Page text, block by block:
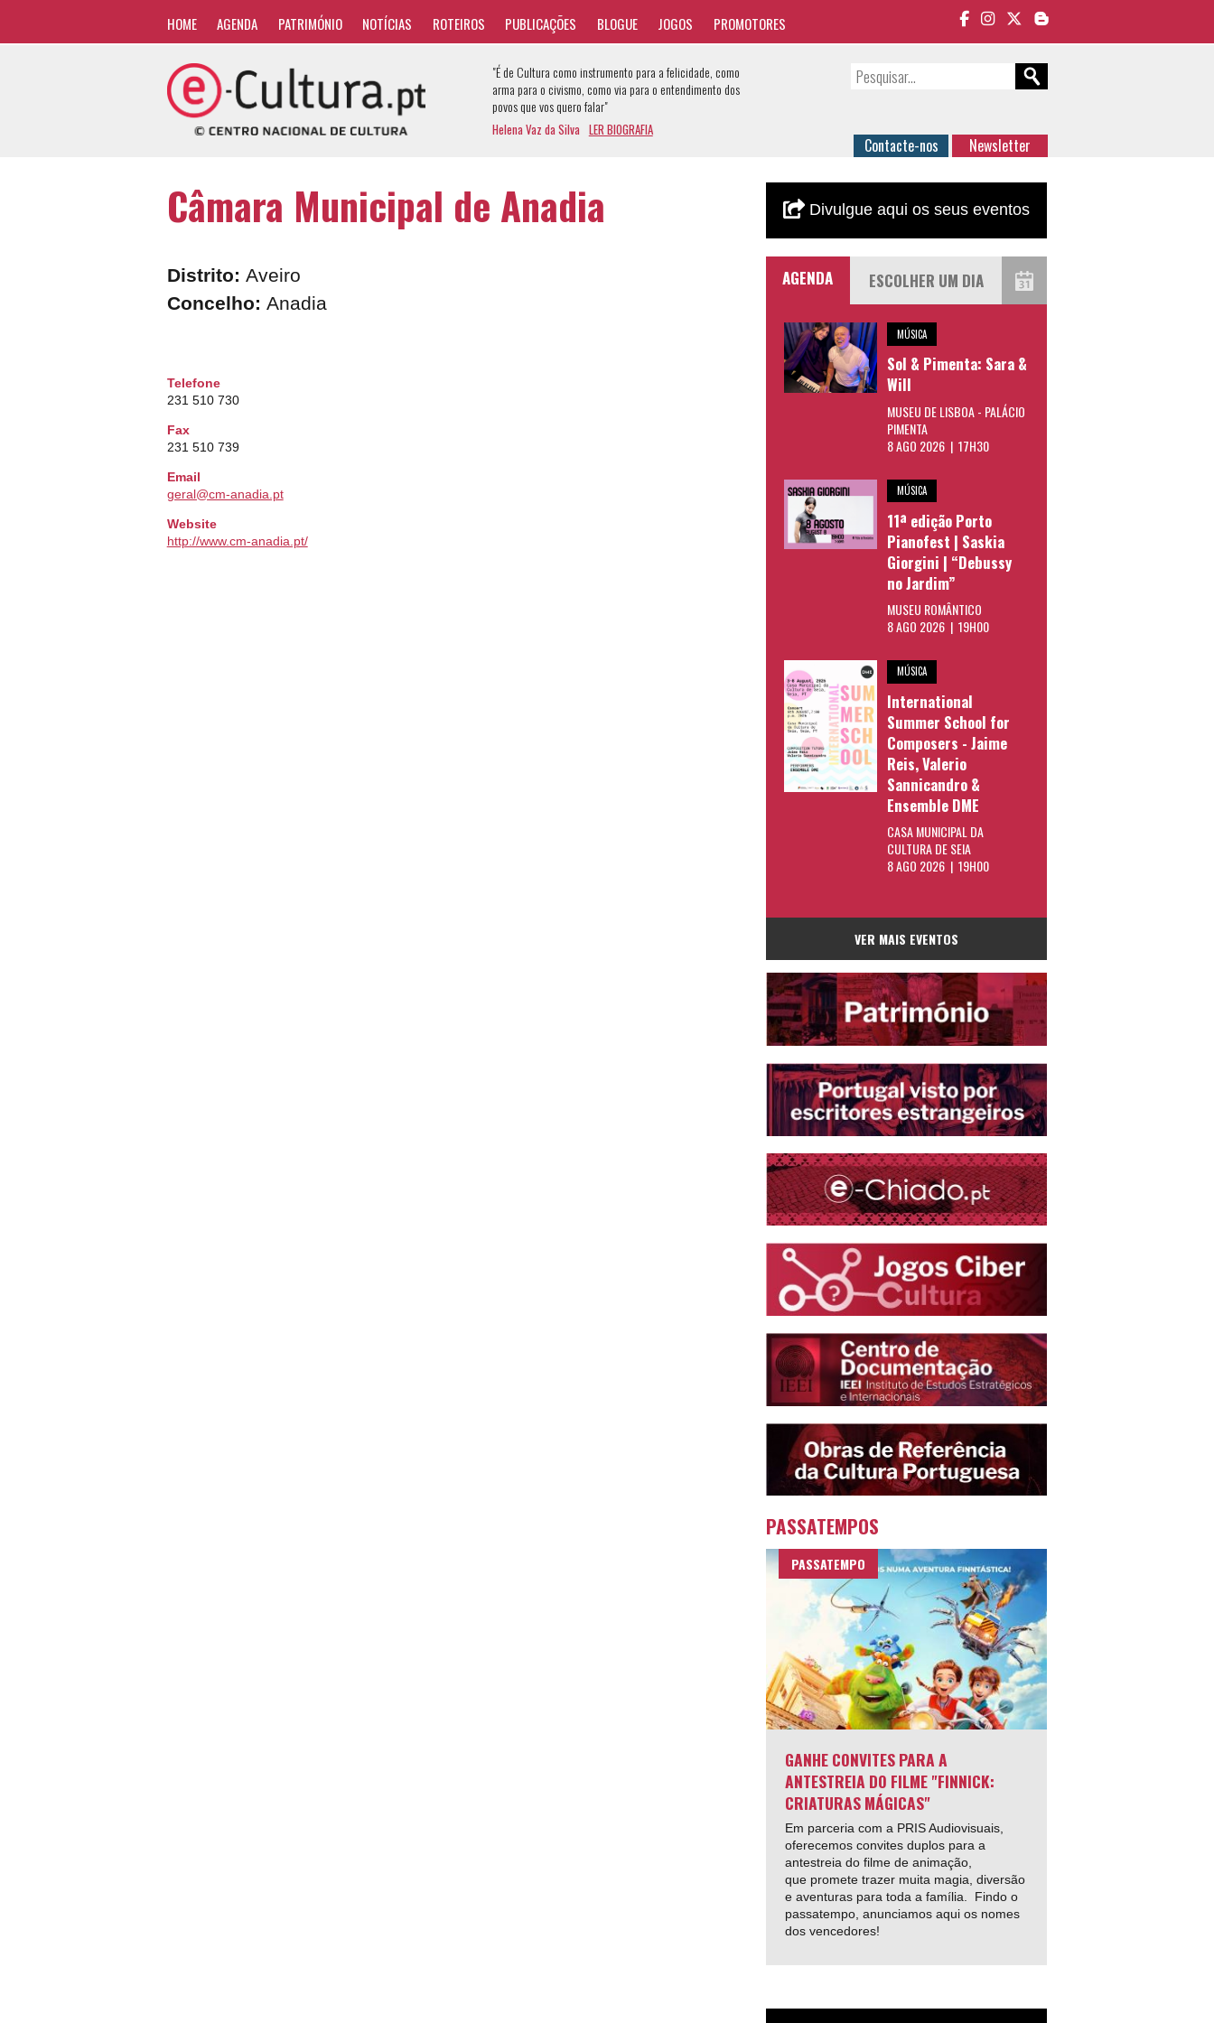
HOME AGENDA PATRIMÓNIO NOTÍCIAS ROTEIROS PUBLICAÇÕES BLOGUE JOGOS PROMOTORES
"É de Cultura como instrumento para a felicidade, como
arma para o civismo, como via para o entendimento dos
povos que vos quero falar"
Helena Vaz da Silva LER BIOGRAFIA
Contacte-nos Newsletter
Câmara Municipal de Anadia
Distrito: Aveiro
Concelho: Anadia
Telefone
231 510 730
Fax
231 510 739
Email
geral@cm-anadia.pt
Website
http://www.cm-anadia.pt/
Divulgue aqui os seus eventos
AGENDA
MÚSICA
Sol & Pimenta: Sara &
Will
MUSEU DE LISBOA - PALÁCIO
PIMENTA
8 AGO 2026 | 17H30
MÚSICA
11ª edição Porto
Pianofest | Saskia
Giorgini | “Debussy
no Jardim”
MUSEU ROMÂNTICO
8 AGO 2026 | 19H00
MÚSICA
International
Summer School for
Composers - Jaime
Reis, Valerio
Sannicandro &
Ensemble DME
CASA MUNICIPAL DA
CULTURA DE SEIA
8 AGO 2026 | 19H00
VER MAIS EVENTOS
PASSATEMPOS
PASSATEMPO
GANHE CONVITES PARA A
ANTESTREIA DO FILME "FINNICK:
CRIATURAS MÁGICAS"
Em parceria com a PRIS Audiovisuais,
oferecemos convites duplos para a
antestreia do filme de animação,
que promete trazer muita magia, diversão
e aventuras para toda a família. Findo o
passatempo, anunciamos aqui os nomes
dos vencedores!